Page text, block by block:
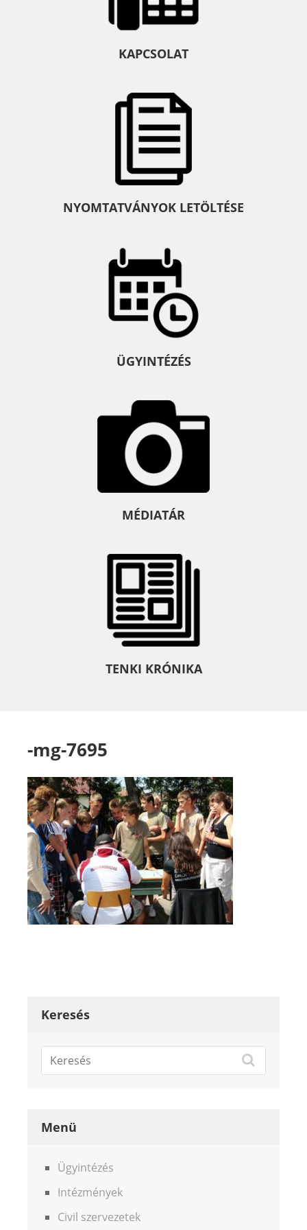
KAPCSOLAT
NYOMTATVÁNYOK LETÖLTÉSE
ÜGYINTÉZÉS
MÉDIATÁR
TENKI KRÓNIKA
-mg-7695
Keresés
Menü
Ügyintézés
Intézmények
Civil szervezetek